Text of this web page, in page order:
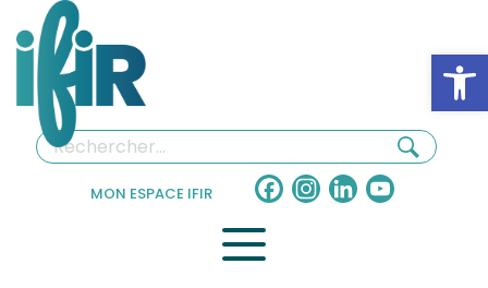
MON ESPACE IFIR Facebook
Instagram
LinkedInYouTube
Panneau de gestion des cookies